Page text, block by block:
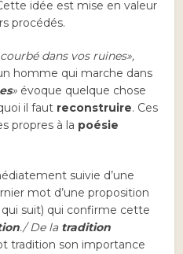
idée est mise en valeur
procédés.
dans vos ruines»,
homme qui marche dans
» évoque quelque chose
il faut reconstruire. Ces
propres à la poésie
suivie d’une
mot d’une proposition
suit) qui confirme cette
./ De la tradition
tradition son importance